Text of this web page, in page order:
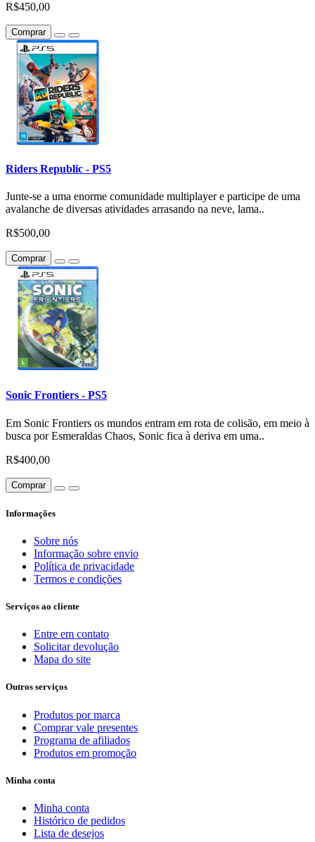
R$450,00
Comprar
Riders Republic - PS5
Junte-se a uma enorme comunidade multiplayer e participe de uma
avalanche de diversas atividades arrasando na neve, lama..
R$500,00
Comprar
Sonic Frontiers - PS5
Em Sonic Frontiers os mundos entram em rota de colisão, em meio à
busca por Esmeraldas Chaos, Sonic fica à deriva em uma..
R$400,00
Comprar
Informações
Sobre nós
Informação sobre envio
Política de privacidade
Termos e condições
Serviços ao cliente
Entre em contato
Solicitar devolução
Mapa do site
Outros serviços
Produtos por marca
Comprar vale presentes
Programa de afiliados
Produtos em promoção
Minha conta
Minha conta
Histórico de pedidos
Lista de desejos